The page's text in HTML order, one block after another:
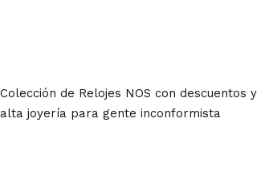
Colección de Relojes NOS con descuentos y
alta joyería para gente inconformista